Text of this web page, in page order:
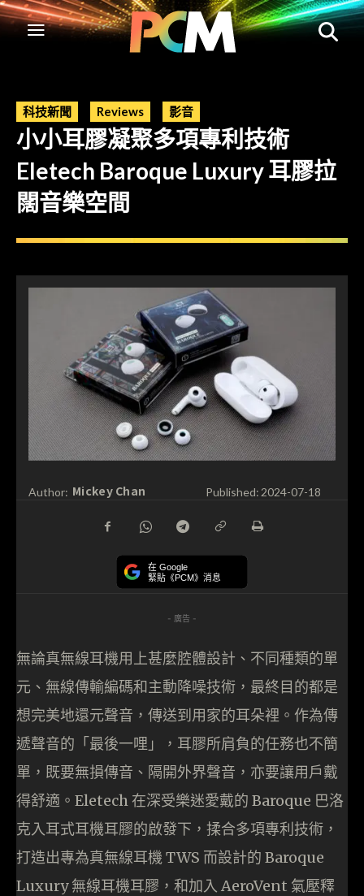
科技新聞 Reviews 影音
小小耳膠凝聚多項專利技術
Eletech Baroque Luxury 耳膠拉
闊音樂空間
Author: Mickey Chan Published: 2024-07-18
在 Google
緊貼《PCM》消息
- 廣告 -
無論真無線耳機用上甚麼腔體設計、不同種類的單
元、無線傳輸編碼和主動降噪技術，最終目的都是
想完美地還元聲音，傳送到用家的耳朵裡。作為傳
遞聲音的「最後一哩」，耳膠所肩負的任務也不簡
單，既要無損傳音、隔開外界聲音，亦要讓用戶戴
得舒適。Eletech 在深受樂迷愛戴的 Baroque 巴洛
克入耳式耳機耳膠的啟發下，揉合多項專利技術，
打造出專為真無線耳機 TWS 而設計的 Baroque
Luxury 無線耳機耳膠，和加入 AeroVent 氣壓釋